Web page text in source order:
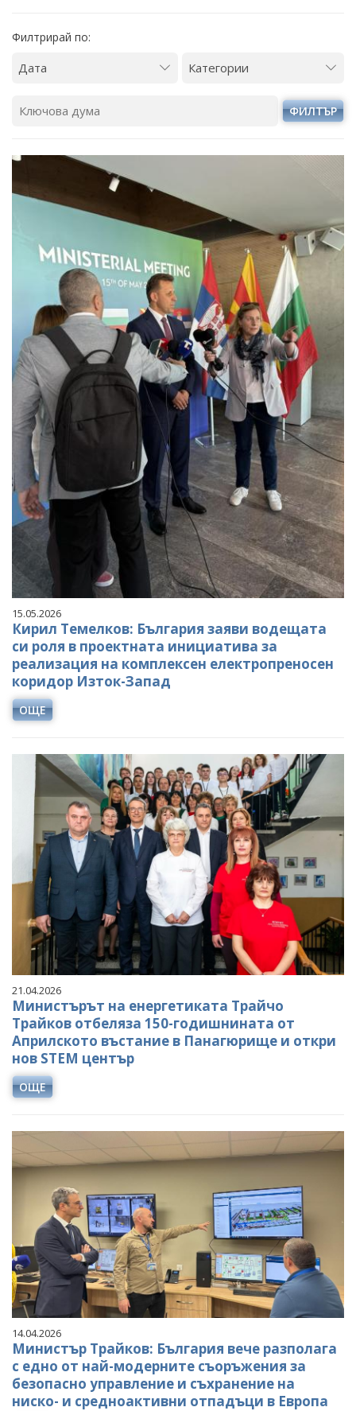
Филтрирай по:
ФИЛТЪР
15.05.2026
Кирил Темелков: България заяви водещата
си роля в проектната инициатива за
реализация на комплексен електропреносен
коридор Изток-Запад
ОЩЕ
21.04.2026
Министърът на енергетиката Трайчо
Трайков отбеляза 150-годишнината от
Априлското въстание в Панагюрище и откри
нов STEM център
ОЩЕ
14.04.2026
Министър Трайков: България вече разполага
с едно от най-модерните съоръжения за
безопасно управление и съхранение на
ниско- и средноактивни отпадъци в Европа